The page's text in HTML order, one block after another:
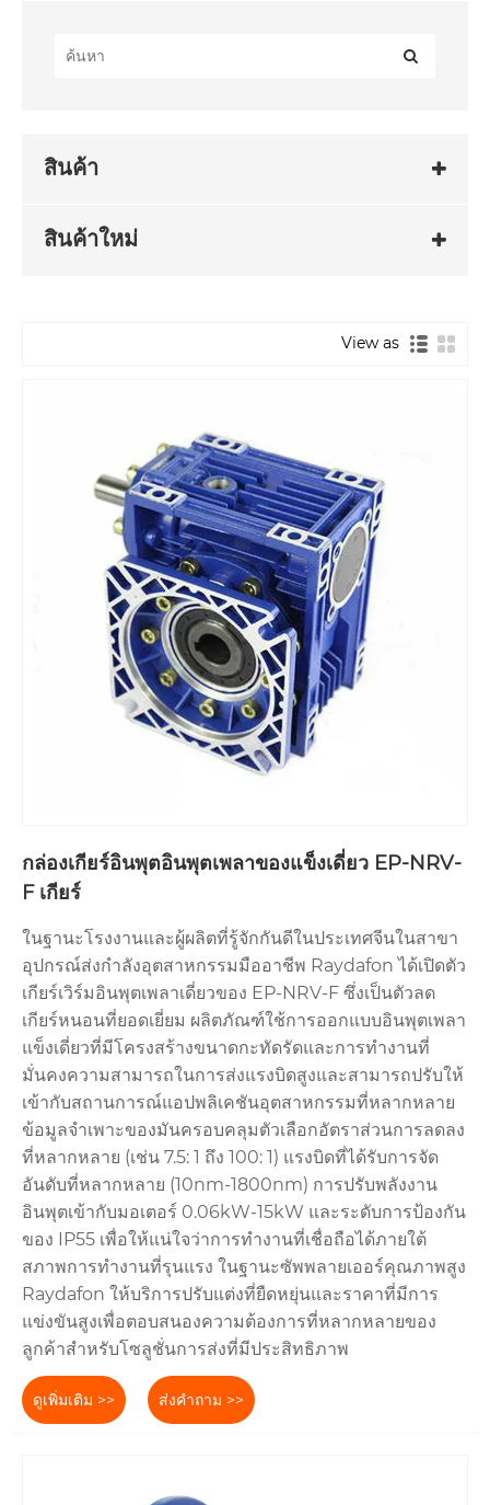
สินค้า
สินค้าใหม่
View as
กล่องเกียร์อินพุตอินพุตเพลาของแข็งเดี่ยว EP-NRV-
F เกียร์
ในฐานะโรงงานและผู้ผลิตที่รู้จักกันดีในประเทศจีนในสาขา
อุปกรณ์ส่งกำลังอุตสาหกรรมมืออาชีพ Raydafon ได้เปิดตัว
เกียร์เวิร์มอินพุตเพลาเดี่ยวของ EP-NRV-F ซึ่งเป็นตัวลด
เกียร์หนอนที่ยอดเยี่ยม ผลิตภัณฑ์ใช้การออกแบบอินพุตเพลา
แข็งเดี่ยวที่มีโครงสร้างขนาดกะทัดรัดและการทำงานที่
มั่นคงความสามารถในการส่งแรงบิดสูงและสามารถปรับให้
เข้ากับสถานการณ์แอปพลิเคชันอุตสาหกรรมที่หลากหลาย
ข้อมูลจำเพาะของมันครอบคลุมตัวเลือกอัตราส่วนการลดลง
ที่หลากหลาย (เช่น 7.5: 1 ถึง 100: 1) แรงบิดที่ได้รับการจัด
อันดับที่หลากหลาย (10nm-1800nm) การปรับพลังงาน
อินพุตเข้ากับมอเตอร์ 0.06kW-15kW และระดับการป้องกัน
ของ IP55 เพื่อให้แน่ใจว่าการทำงานที่เชื่อถือได้ภายใต้
สภาพการทำงานที่รุนแรง ในฐานะซัพพลายเออร์คุณภาพสูง
Raydafon ให้บริการปรับแต่งที่ยืดหยุ่นและราคาที่มีการ
แข่งขันสูงเพื่อตอบสนองความต้องการที่หลากหลายของ
ลูกค้าสำหรับโซลูชั่นการส่งที่มีประสิทธิภาพ
ดูเพิ่มเติม >> ส่งคำถาม >>